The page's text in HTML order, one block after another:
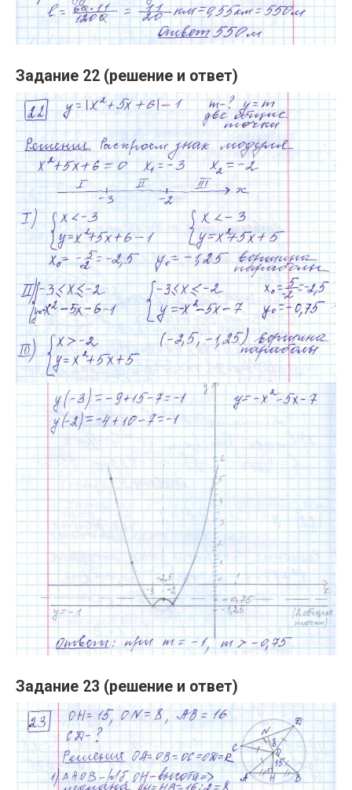
Задание 22 (решение и ответ)
Задание 23 (решение и ответ)